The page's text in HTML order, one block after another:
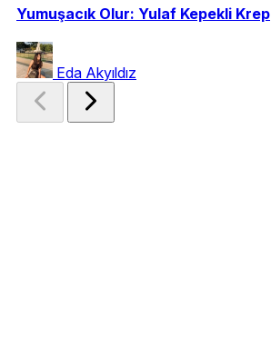
Yumuşacık Olur: Yulaf Kepekli Krep
Eda Akyıldız